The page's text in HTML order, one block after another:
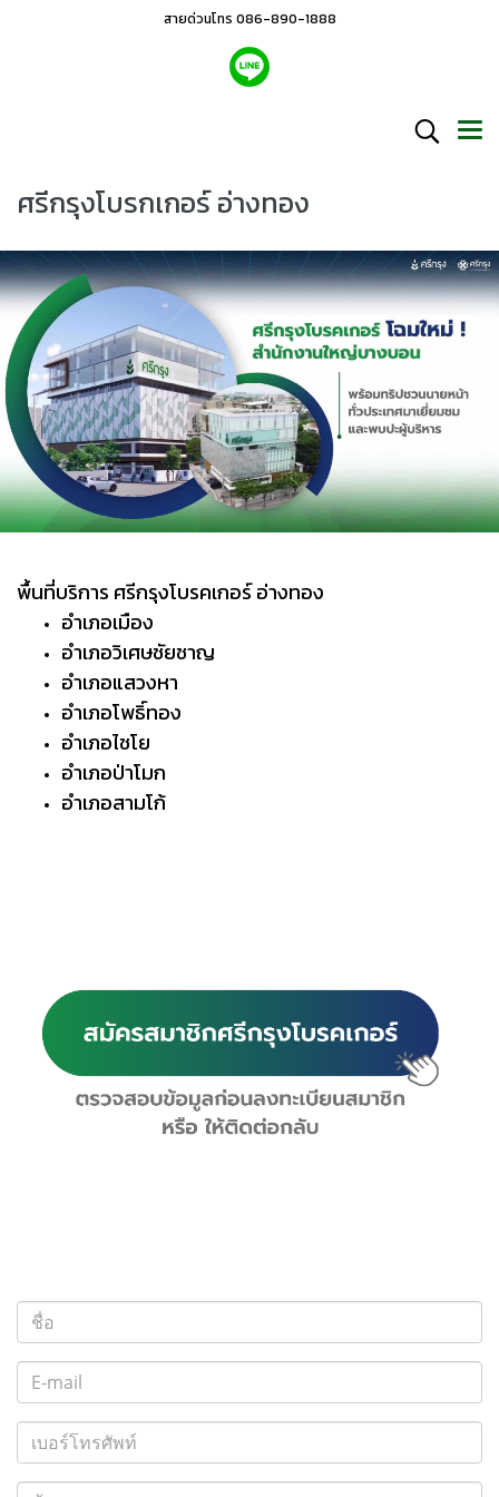
สายด่วนโทร 086-890-1888
ศรีกรุงโบรกเกอร์ อ่างทอง
พื้นที่บริการ ศรีกรุงโบรคเกอร์ อ่างทอง
อำเภอเมือง
อำเภอวิเศษชัยชาญ
อำเภอแสวงหา
อำเภอโพธิ์ทอง
อำเภอไชโย
อำเภอป่าโมก
อำเภอสามโก้